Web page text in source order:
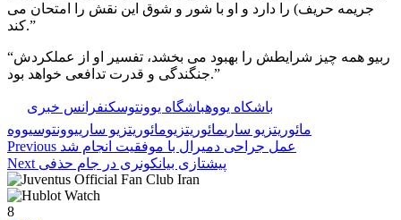
جریمه حریف) را دارد و او با شور و شوق این نقش را امتحان می
کند.”
“ربیو همه چیز شرایطش را بهبود می بخشد، تفسیر او از عملکردش
جنگندگی و قدرت تدافعی خواهد بود.”
باشکاه یووهباشگاه یوونتوسکنفرانس خبری
مائوریتزیو ساریمائوریتزیومائوریتزیو سارییوونتوسیووه
Previous عمل جراحی دمیرال با موفقیت انجام شد
Next پیشتازی بیانکونری در جام حذفی
8